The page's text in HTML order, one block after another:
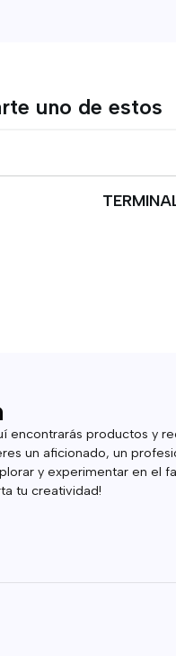
uno de estos
encontrarás productos y
un aficionado, un
y experimentar en el
tu creatividad!